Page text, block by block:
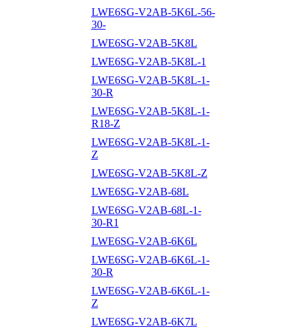
LWE6SG-V2AB-5K6L-56-
30-
LWE6SG-V2AB-5K8L
LWE6SG-V2AB-5K8L-1
LWE6SG-V2AB-5K8L-1-
30-R
LWE6SG-V2AB-5K8L-1-
R18-Z
LWE6SG-V2AB-5K8L-1-
Z
LWE6SG-V2AB-5K8L-Z
LWE6SG-V2AB-68L
LWE6SG-V2AB-68L-1-
30-R1
LWE6SG-V2AB-6K6L
LWE6SG-V2AB-6K6L-1-
30-R
LWE6SG-V2AB-6K6L-1-
Z
LWE6SG-V2AB-6K7L